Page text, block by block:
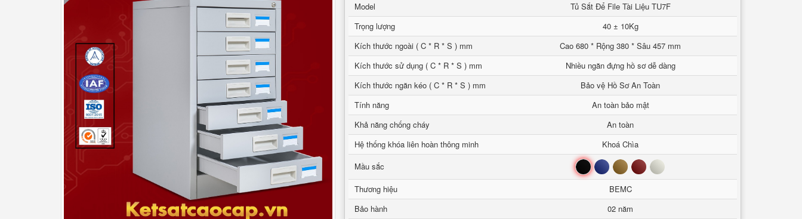
Model
Tủ Sắt Để File Tài Liệu TU7F
Trọng lượng
40 ± 10Kg
Kích thước ngoài ( C * R * S ) mm
Cao 680 * Rộng 380 * Sâu 457 mm
Kích thước sử dụng ( C * R * S ) mm
Nhiều ngăn đựng hồ sơ dễ dàng
Kích thước ngăn kéo ( C * R * S ) mm
Bảo vệ Hồ Sơ An Toàn
Tính năng
An toàn bảo mật
Khả năng chống cháy
An toàn
Hệ thống khóa liên hoàn thông minh
Khoá Chìa
Mầu sắc
Đen Xanh Nâu Đỏ Trắng
Thương hiệu
BEMC
Bảo hành
02 năm